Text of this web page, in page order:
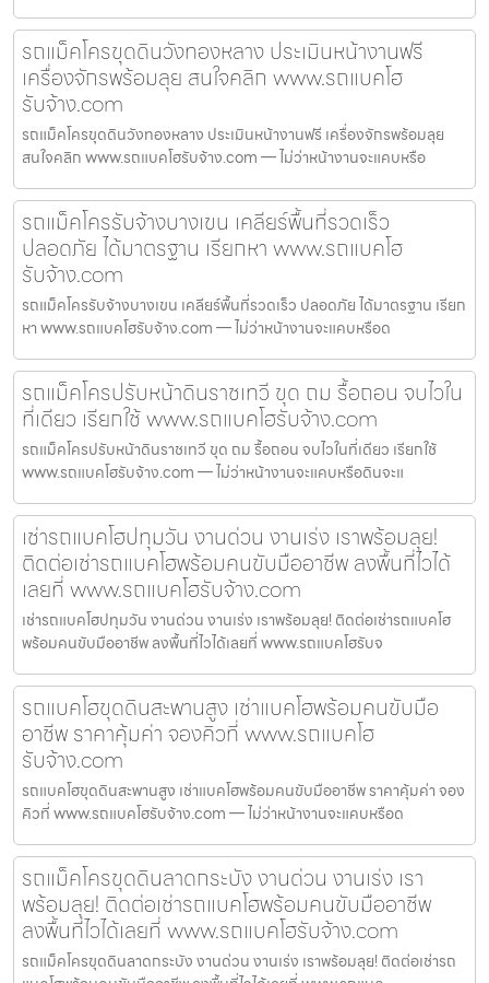
รถแม็คโครขุดดินวังทองหลาง ประเมินหน้างานฟรี
เครื่องจักรพร้อมลุย สนใจคลิก www.รถแบคโฮ
รับจ้าง.com
รถแม็คโครขุดดินวังทองหลาง ประเมินหน้างานฟรี เครื่องจักรพร้อมลุย
สนใจคลิก www.รถแบคโฮรับจ้าง.com — ไม่ว่าหน้างานจะแคบหรือ
รถแม็คโครรับจ้างบางเขน เคลียร์พื้นที่รวดเร็ว
ปลอดภัย ได้มาตรฐาน เรียกหา www.รถแบคโฮ
รับจ้าง.com
รถแม็คโครรับจ้างบางเขน เคลียร์พื้นที่รวดเร็ว ปลอดภัย ได้มาตรฐาน เรียก
หา www.รถแบคโฮรับจ้าง.com — ไม่ว่าหน้างานจะแคบหรือด
รถแม็คโครปรับหน้าดินราชเทวี ขุด ถม รื้อถอน จบไวใน
ที่เดียว เรียกใช้ www.รถแบคโฮรับจ้าง.com
รถแม็คโครปรับหน้าดินราชเทวี ขุด ถม รื้อถอน จบไวในที่เดียว เรียกใช้
www.รถแบคโฮรับจ้าง.com — ไม่ว่าหน้างานจะแคบหรือดินจะแ
เช่ารถแบคโฮปทุมวัน งานด่วน งานเร่ง เราพร้อมลุย!
ติดต่อเช่ารถแบคโฮพร้อมคนขับมืออาชีพ ลงพื้นที่ไวได้
เลยที่ www.รถแบคโฮรับจ้าง.com
เช่ารถแบคโฮปทุมวัน งานด่วน งานเร่ง เราพร้อมลุย! ติดต่อเช่ารถแบคโฮ
พร้อมคนขับมืออาชีพ ลงพื้นที่ไวได้เลยที่ www.รถแบคโฮรับจ
รถแบคโฮขุดดินสะพานสูง เช่าแบคโฮพร้อมคนขับมือ
อาชีพ ราคาคุ้มค่า จองคิวที่ www.รถแบคโฮ
รับจ้าง.com
รถแบคโฮขุดดินสะพานสูง เช่าแบคโฮพร้อมคนขับมืออาชีพ ราคาคุ้มค่า จอง
คิวที่ www.รถแบคโฮรับจ้าง.com — ไม่ว่าหน้างานจะแคบหรือด
รถแม็คโครขุดดินลาดกระบัง งานด่วน งานเร่ง เรา
พร้อมลุย! ติดต่อเช่ารถแบคโฮพร้อมคนขับมืออาชีพ
ลงพื้นที่ไวได้เลยที่ www.รถแบคโฮรับจ้าง.com
รถแม็คโครขุดดินลาดกระบัง งานด่วน งานเร่ง เราพร้อมลุย! ติดต่อเช่ารถ